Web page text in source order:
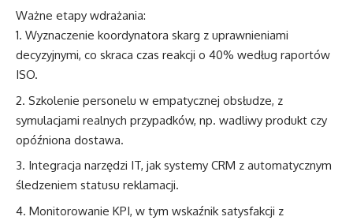
Ważne etapy wdrażania:
Wyznaczenie koordynatora skarg z uprawnieniami
decyzyjnymi, co skraca czas reakcji o 40% według raportów
ISO.
Szkolenie personelu w empatycznej obsłudze, z
symulacjami realnych przypadków, np. wadliwy produkt czy
opóźniona dostawa.
Integracja narzędzi IT, jak systemy CRM z automatycznym
śledzeniem statusu reklamacji.
Monitorowanie KPI, w tym wskaźnik satysfakcji z